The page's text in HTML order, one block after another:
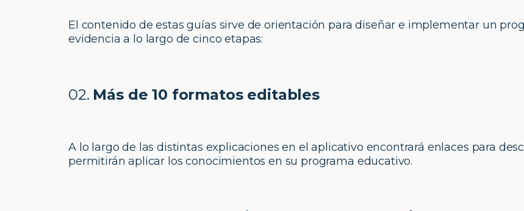
El contenido de estas guías sirve de orientación para diseñar e implementar un
evidencia a lo largo de cinco etapas:
02. Más de 10 formatos editables
A lo largo de las distintas explicaciones en el aplicativo encontrará enlaces para
permitirán aplicar los conocimientos en su programa educativo.